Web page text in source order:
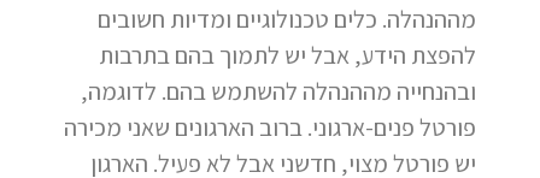
מההנהלה. כלים טכנולוגיים ומדיות חשובים
להפצת הידע, אבל יש לתמוך בהם בתרבות
ובהנחייה מההנהלה להשתמש בהם. לדוגמה,
פורטל פנים-ארגוני. ברוב הארגונים שאני מכירה
יש פורטל מצוי, חדשני אבל לא פעיל. הארגון